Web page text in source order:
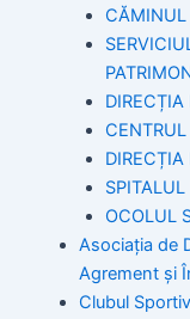
CĂMINUL
OCOLUL
Asociația de
Agrement și
Clubul